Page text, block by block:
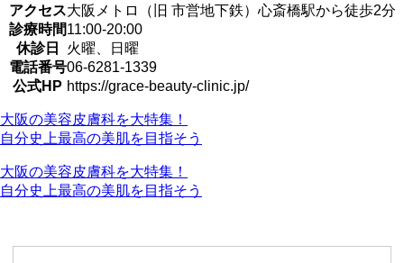
アクセス大阪メトロ（旧 市営地下鉄）心斎橋駅から徒歩2分
診療時間11:00-20:00
休診日
火曜、日曜
電話番号06-6281-1339
公式HP https://grace-beauty-clinic.jp/
大阪の美容皮膚科を大特集！
自分史上最高の美肌を 目指そう
大阪の美容皮膚科を大特集！
自分史上最高の美肌を 目指そう